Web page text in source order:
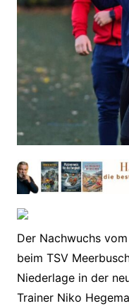
Der Nachwuchs
beim TSV
Niederlage in der
Trainer Niko